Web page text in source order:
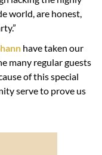
world, are honest,
have taken our
many regular guests
of this special
serve to prove us